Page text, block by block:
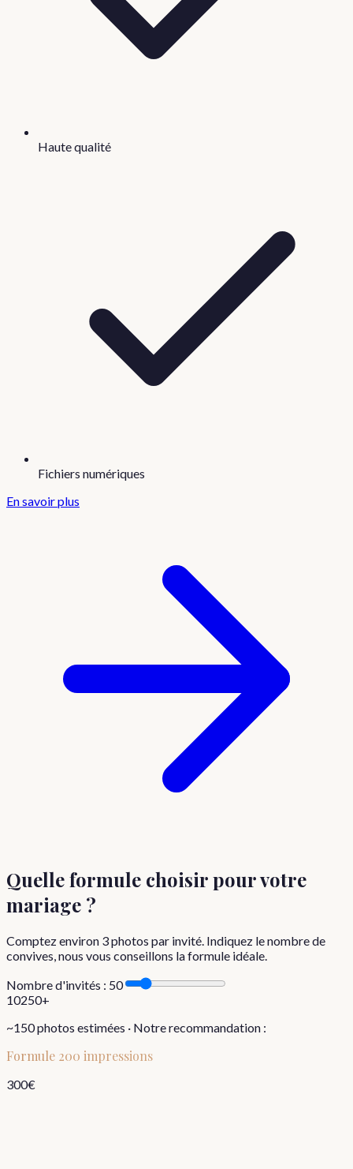
Haute qualité
Fichiers numériques
En savoir plus
Quelle formule choisirpour votre
mariage ?
Comptez environ 3photos par invité. Indiquez le nombre de
convives, nous vous conseillons la formule idéale.
Nombre d'invités : 50
10250+
~150photos estimées · Notre recommandation :
Formule 200 impressions
300€